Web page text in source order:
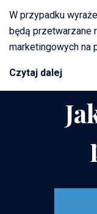
W przypadku
będą przetwarzane
marketingowych na
Czytaj dalej